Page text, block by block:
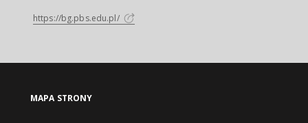
https://bg.pbs.edu.pl/
MAPA STRONY